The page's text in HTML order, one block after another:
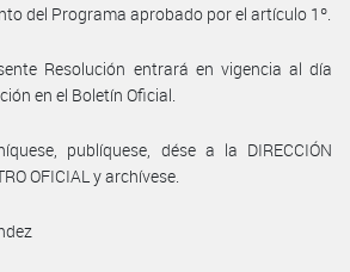
del Programa aprobado por el artículo 1º.
Resolución entrará en vigencia al día
en el Boletín Oficial.
publíquese, dése a la DIRECCIÓN
OFICIAL y archívese.